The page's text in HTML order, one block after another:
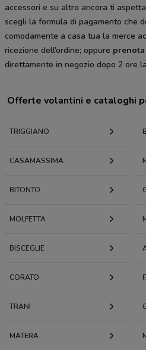
accessori e su altro ancora ti
scegli la formula di pagamento che
comodamente a casa tua la merce
ricezione dell’ordine; oppure
direttamente in negozio dopo 2 ore
Offerte volantini e cataloghi
TRIGGIANO
CASAMASSIMA
BITONTO
MOLFETTA
BISCEGLIE
CORATO
TRANI
MATERA